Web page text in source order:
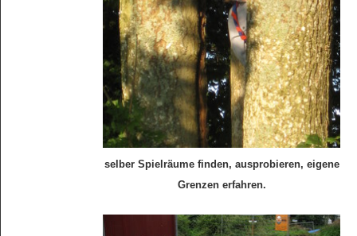
selber Spielräume finden, ausprobieren, eigene
Grenzen erfahren.